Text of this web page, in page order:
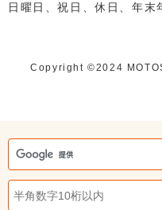
日曜日、祝日、休日、年末
Copyright ©️2024